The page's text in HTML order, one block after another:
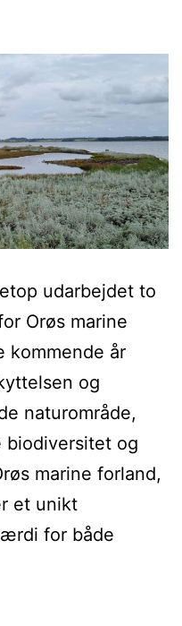
udarbejdet to
Orøs marine
kommende år
og
naturområde,
biodiversitet og
marine forland,
et unikt
for både